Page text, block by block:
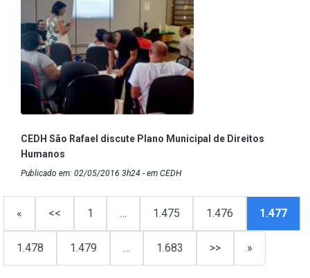
CEDH São Rafael discute Plano Municipal de Direitos
Humanos
Publicado em: 02/05/2016 3h24 - em CEDH
« << 1 … 1.475 1.476 1.477
1.478 1.479 … 1.683 >> »